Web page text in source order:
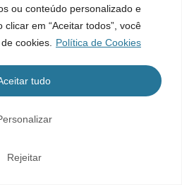
ou conteúdo personalizado e
em “Aceitar todos”, você
cookies.
Política de Cookies
Rejeitar
tudo